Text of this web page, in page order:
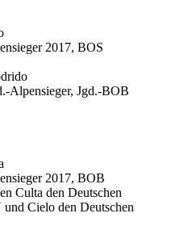
2017, BOS
Alpensieger, Jgd.-BOB
2017, BOB
Culta den Deutschen
Cielo den Deutschen